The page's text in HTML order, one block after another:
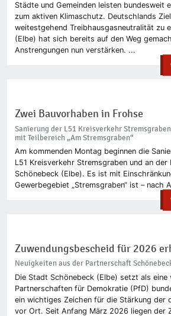
Städte und Gemeinden leisten bundesweit
zum aktiven Klimaschutz. Deutschlands
weitestgehend Treibhausgasneutralität zu
(Elbe) hat sich bereits auf den Weg
Anstrengungen nun verstärken. ...
Zwei Bauvorhaben in Frohse
Sanierung der L51 Kreisverkehr
mit Teilbereich „Am Stremsgraben“
Am kommenden Montag beginnen die
L51 Kreisverkehr Stremsgraben und an der
Schönebeck (Elbe). Es ist mit
Gewerbegebiet „Stremsgraben“ ist – nach
Zuwendungsbescheid für 2026
Neuigkeiten aus der Partnerschaft
Die Stadt Schönebeck (Elbe) setzt als eine
Partnerschaften für Demokratie (PfD)
ein wichtiges Zeichen für die Stärkung der
vor Ort. Seit Anfang März 2026 liegen der